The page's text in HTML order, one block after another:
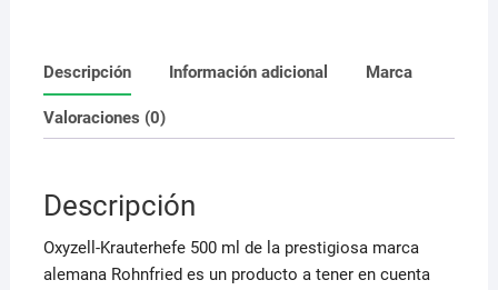
Descripción Información adicional Marca
Valoraciones (0)
Descripción
Oxyzell-Krauterhefe 500 ml de la prestigiosa marca
alemana Rohnfried es un producto a tener en cuenta